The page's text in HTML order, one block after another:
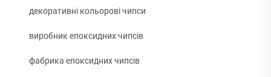
декоративні кольорові чипси
виробник епоксидних чипсів
фабрика епоксидних чипсів